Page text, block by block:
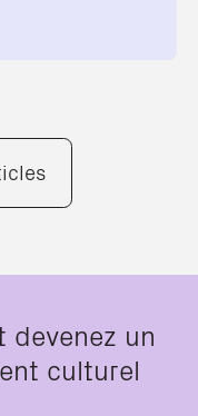
devenez un
culturel